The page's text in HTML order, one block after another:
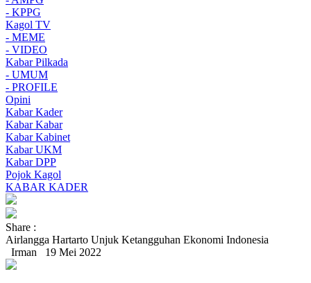
- KPPG
Kagol TV
- MEME
- VIDEO
Kabar Pilkada
- UMUM
- PROFILE
Opini
Kabar Kader
Kabar Kabar
Kabar Kabinet
Kabar UKM
Kabar DPP
Pojok Kagol
KABAR KADER
Share :
Airlangga Hartarto Unjuk Ketangguhan Ekonomi Indonesia
Irman
19 Mei 2022